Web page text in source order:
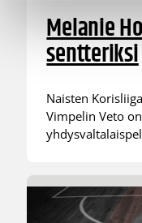
Melanie
sentteriksi
Naisten
Vimpelin Veto